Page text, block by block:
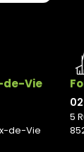
Vie
de-Vie
5